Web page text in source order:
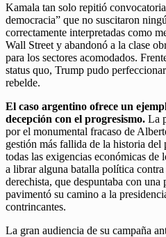
Kamala tan solo repitió
democracia” que no suscitaron
correctamente interpretadas como
Wall Street y abandonó a la clase
para los sectores acomodados.
status quo, Trump pudo
rebelde.
El caso argentino ofrece un
decepción con el progresismo. La
por el monumental fracaso de
gestión más fallida de la historia
todas las exigencias económicas de
a librar alguna batalla política
derechista, que despuntaba con
pavimentó su camino a la
contrincantes.
La gran audiencia de su campaña